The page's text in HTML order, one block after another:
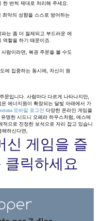
번씩 제대로 처리해 주세요.
악의 성향을 스스로 방어하는
는 좀 더 절제되고 부드러운 에
할을 하기 때문이죠.
람이라면, 복권 주문을 볼 수도
에 집중하는 동시에, 자신이 원
문입니다. 사람마다 다르게 나타나지만,
에너지원이 확장되는 달빛 아래에서 가
모바일 로그인 다양한 온라인 게임을
명한 시드니 오페라 하우스처럼, 에스메
적으로 진정한 보석으로 자리 잡고 있습니
하신다면,
신 게임을 즐
클릭하세요